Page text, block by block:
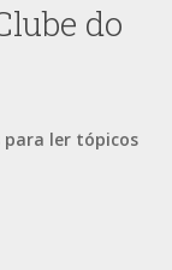
do
para ler tópicos